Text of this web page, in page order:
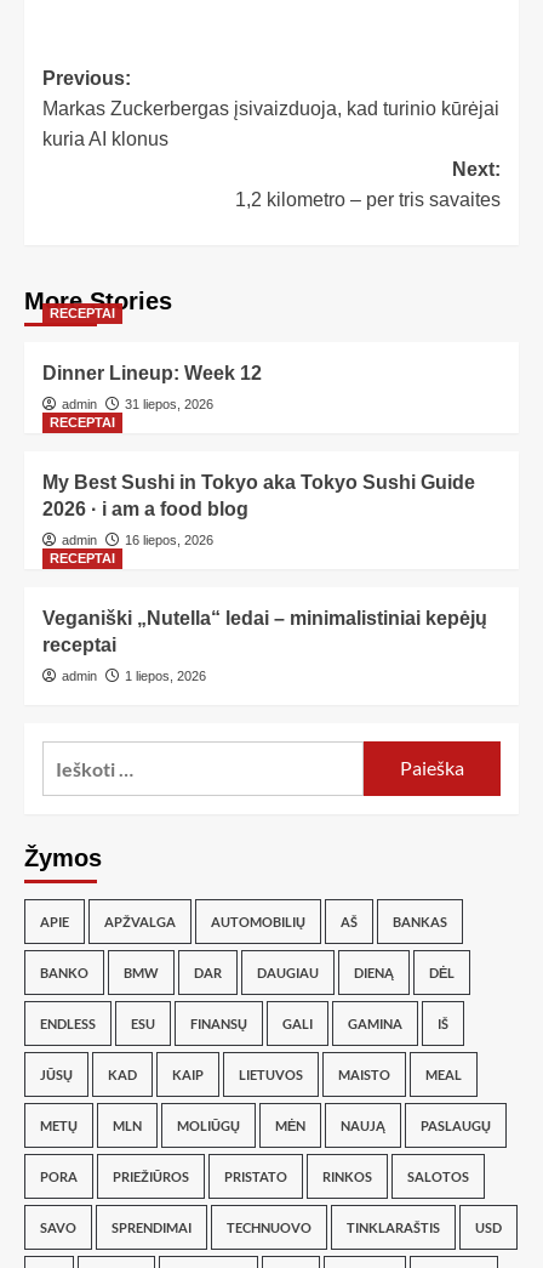
Previous:
Markas Zuckerbergas įsivaizduoja, kad turinio kūrėjai
kuria AI klonus
Next:
1,2 kilometro – per tris savaites
More Stories
RECEPTAI
Dinner Lineup: Week 12
admin
31 liepos, 2026
RECEPTAI
My Best Sushi in Tokyo aka Tokyo Sushi Guide
2026 · i am a food blog
admin
16 liepos, 2026
RECEPTAI
Veganiški „Nutella“ ledai – minimalistiniai kepėjų
receptai
admin 1 liepos, 2026
Žymos
APIE APŽVALGA AUTOMOBILIŲ AŠ BANKAS
BANKO BMW DAR DAUGIAU DIENĄ DĖL
ENDLESS ESU FINANSŲ GALI GAMINA IŠ
JŪSŲ KAD KAIP LIETUVOS MAISTO MEAL
METŲ MLN MOLIŪGŲ MĖN NAUJĄ PASLAUGŲ
PORA PRIEŽIŪROS PRISTATO RINKOS SALOTOS
SAVO SPRENDIMAI TECHNUOVO TINKLARAŠTIS USD